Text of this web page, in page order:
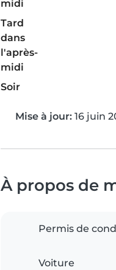
midi
Tard
dans
l'après-
midi
Soir
Mise à jour: 16 juin
À propos de
Permis de
Voiture